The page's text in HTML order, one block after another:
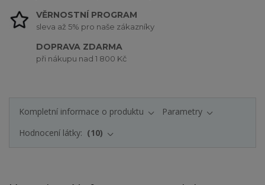
VĚRNOSTNÍ PROGRAM
sleva až 5% pro naše zákazníky
DOPRAVA ZDARMA
při nákupu nad 1 800 Kč
Kompletní informace o produktu
Parametry
Hodnocení látky:
10